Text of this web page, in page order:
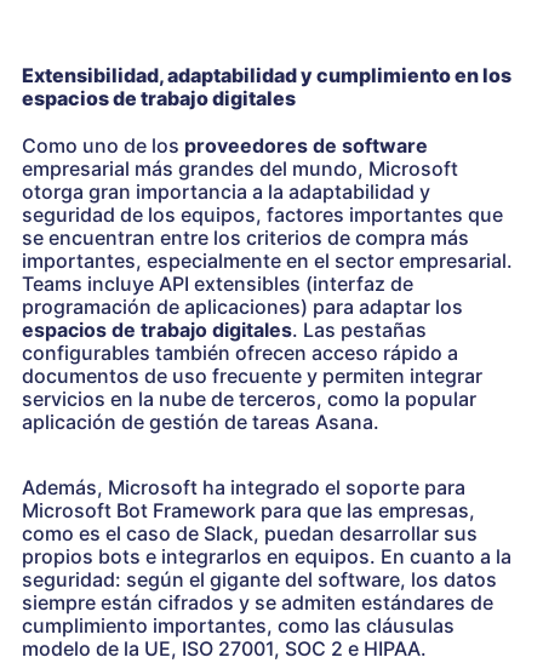
Extensibilidad, adaptabilidad y cumplimiento en los
espacios de trabajo digitales
Como uno de los proveedores de software
empresarial más grandes del mundo, Microsoft
otorga gran importancia a la adaptabilidad y
seguridad de los equipos, factores importantes que
se encuentran entre los criterios de compra más
importantes, especialmente en el sector empresarial.
Teams incluye API extensibles (interfaz de
programación de aplicaciones) para adaptar los
espacios de trabajo digitales. Las pestañas
configurables también ofrecen acceso rápido a
documentos de uso frecuente y permiten integrar
servicios en la nube de terceros, como la popular
aplicación de gestión de tareas Asana.
Además, Microsoft ha integrado el soporte para
Microsoft Bot Framework para que las empresas,
como es el caso de Slack, puedan desarrollar sus
propios bots e integrarlos en equipos. En cuanto a la
seguridad: según el gigante del software, los datos
siempre están cifrados y se admiten estándares de
cumplimiento importantes, como las cláusulas
modelo de la UE, ISO 27001, SOC 2 e HIPAA.